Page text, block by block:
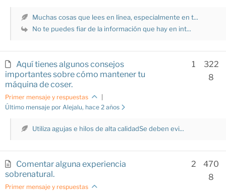
Muchas cosas que lees en línea, especialmente en t...
No te puedes fiar de la información que hay en int...
Aquí tienes algunos consejos
importantes sobre cómo mantener tu
máquina de coser.
Primer mensaje y respuestas
|
Último mensaje por Alejalu, hace 2 años
322
8
1
Utiliza agujas e hilos de alta calidadSe deben evi...
Comentar alguna experiencia
sobrenatural.
Primer mensaje y respuestas
470
8
2